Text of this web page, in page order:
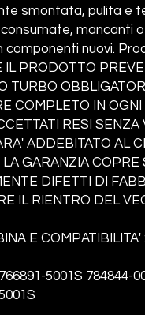
smontata, pulita e
mancanti
nuovi.
IL PRODOTTO
TURBO
COMPLETO IN
RESI SENZA
ADDEBITATO AL
LA GARANZIA COPRE
DIFETTI DI
IL RIENTRO DEL
E COMPATIBILITA' :
5001S 784844-